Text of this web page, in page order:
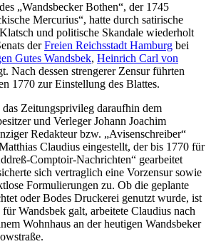
„Wandsbecker Bothen“, der 1745
Mercurius“, hatte durch satirische
und politische Skandale wiederholt
derFreien Reichsstadt Hamburg bei
Gutes Wandsbek, Heinrich Carl von
Nach dessen strengerer Zensur führten
1770 zur Einstellung des Blattes.
Zeitungsprivileg daraufhin dem
und Verleger Johann Joachim
Redakteur bzw. „Avisenschreiber“
Claudius eingestellt, der bis 1770 für
Comptoir-Nachrichten“ gearbeitet
sich vertraglich eine Vorzensur sowie
Formulierungen zu. Ob die geplante
oder Bodes Druckerei genutzt wurde, ist
Wandsbek galt, arbeitete Claudius nach
Wohnhaus an der heutigen Wandsbeker